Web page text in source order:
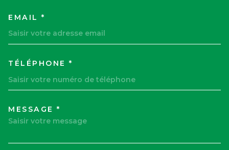
EMAIL *
TÉLÉPHONE *
MESSAGE *